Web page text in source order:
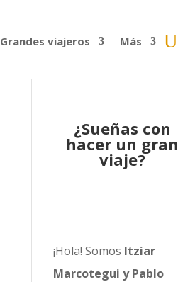
Grandes viajeros Más
¿Sueñas con
hacer un gran
viaje?
¡Hola! Somos Itziar
Marcotegui y Pablo